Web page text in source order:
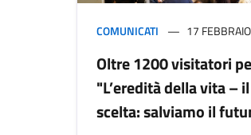
COMUNICATI 17
Oltre 1200 visitatori
"L’eredità della vita –
scelta: salviamo il